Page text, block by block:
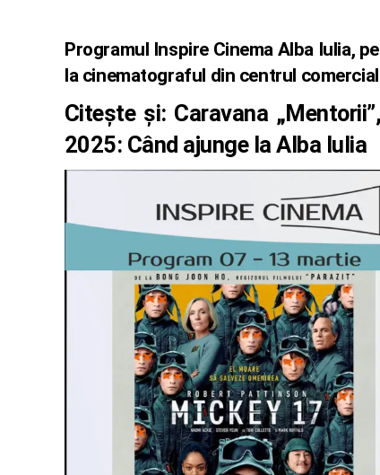
Programul Inspire Cinema Alba Iulia,
la cinematograful din centrul
Citește și: Caravana
2025: Când ajunge la Alba Iulia